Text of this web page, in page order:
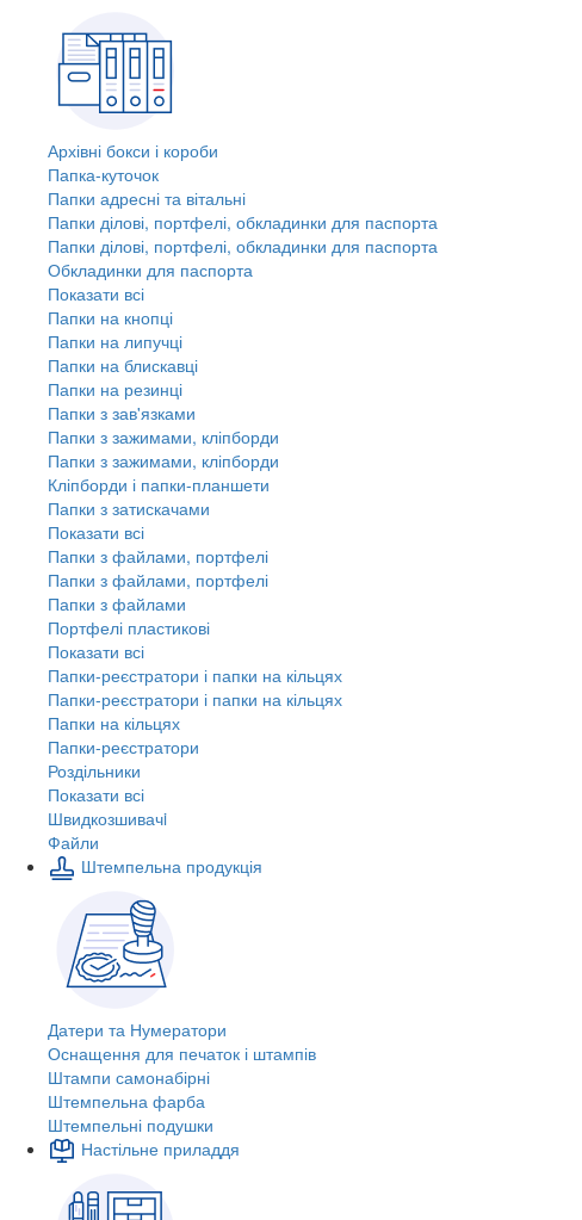
Архівні бокси і короби
Папка-куточок
Папки адресні та вітальні
Папки ділові, портфелі, обкладинки для паспорта
Папки ділові, портфелі, обкладинки для паспорта
Обкладинки для паспорта
Показати всі
Папки на кнопці
Папки на липучці
Папки на блискавці
Папки на резинці
Папки з зав'язками
Папки з зажимами, кліпборди
Папки з зажимами, кліпборди
Кліпборди і папки-планшети
Папки з затискачами
Показати всі
Папки з файлами, портфелі
Папки з файлами, портфелі
Папки з файлами
Портфелі пластикові
Показати всі
Папки-реєстратори і папки на кільцях
Папки-реєстратори і папки на кільцях
Папки на кільцях
Папки-реєстратори
Роздільники
Показати всі
Швидкозшивачi
Файли
Штемпельна продукція
Датери та Нумератори
Оснащення для печаток і штампів
Штампи самонабірні
Штемпельна фарба
Штемпельні подушки
Настільне приладдя